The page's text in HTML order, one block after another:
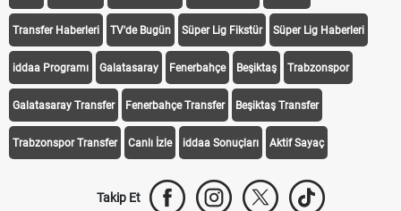
Transfer Haberleri TV'de Bugün Süper Lig Fikstür Süper Lig Haberleri
iddaa Programı Galatasaray Fenerbahçe Beşiktaş Trabzonspor
Galatasaray Transfer Fenerbahçe Transfer Beşiktaş Transfer
Trabzonspor Transfer Canlı İzle iddaa Sonuçları Aktif Sayaç
Takip Et